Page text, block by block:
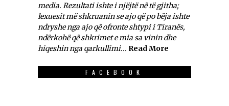
media. Rezultati ishte i njëjtë në të gjitha;
lexuesit më shkruanin se ajo që po bëja ishte
ndryshe nga ajo që ofronte shtypi i Tiranës,
ndërkohë që shkrimet e mia sa vinin dhe
hiqeshin nga qarkullimi... Read More
FACEBOOK